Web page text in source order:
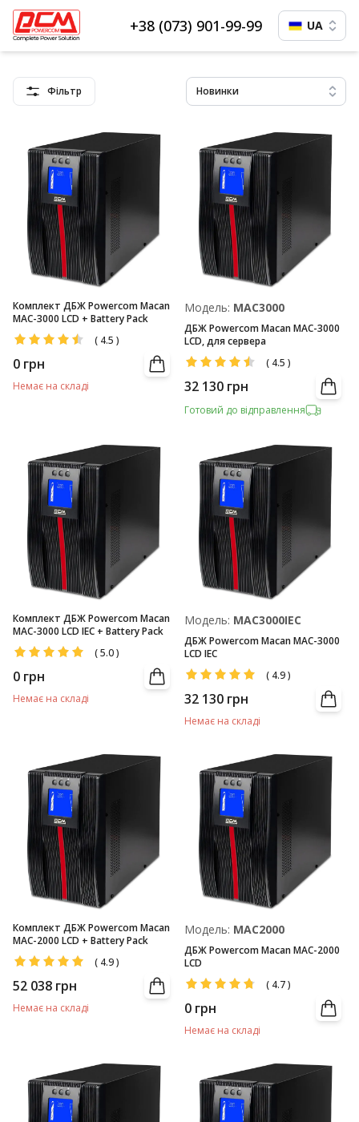
+38 (073) 901-99-99 UA
Фільтр Новинки
Комплект ДБЖ Powercom Macan
MAC-3000 LCD + Battery Pack
( 4.5 )
0 грн
Немає на складі
Модель: MAC3000
ДБЖ Powercom Macan MAC-3000
LCD, для сервера
( 4.5 )
32 130 грн
Готовий до відправлення
Комплект ДБЖ Powercom Macan
MAC-3000 LCD IEC + Battery Pack
(5.0)
0 грн
Немає на складі
Модель: MAC3000IEC
ДБЖ Powercom Macan MAC-3000
LCD IEC
( 4.9)
32 130 грн
Немає на складі
Комплект ДБЖ Powercom Macan
MAC-2000 LCD + Battery Pack
( 4.9)
52 038 грн
Немає на складі
Модель: MAC2000
ДБЖ Powercom Macan MAC-2000
LCD
( 4.7)
0 грн
Немає на складі